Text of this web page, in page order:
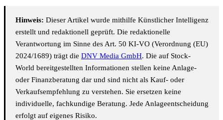
Hinweis: Dieser Artikel wurde mithilfe Künstlicher Intelligenz
erstellt und redaktionell geprüft. Die redaktionelle
Verantwortung im Sinne des Art. 50 KI-VO (Verordnung (EU)
2024/1689) trägt die DNV Media GmbH. Die auf Stock-
World bereitgestellten Informationen stellen keine Anlage-
oder Finanzberatung dar und sind nicht als Kauf- oder
Verkaufsempfehlung zu verstehen. Sie ersetzen keine
individuelle, fachkundige Beratung. Jede Anlageentscheidung
erfolgt auf eigenes Risiko.